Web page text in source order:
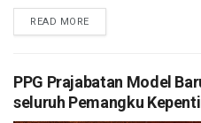
READ MORE
PPG Prajabatan Model
seluruh Pemangku